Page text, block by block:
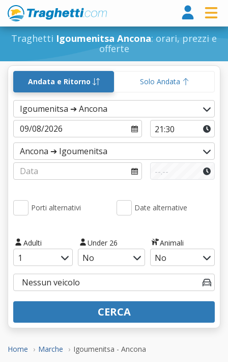
Traghetti Igoumenitsa Ancona: orari, prezzi e
offerte
Home Marche Igoumenitsa - Ancona
Andata e Ritorno Solo Andata
Porti alternativi Date alternative
Adulti Under 26 Animali
CERCA